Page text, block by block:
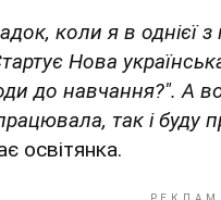
коли я в однієї
Нова
до навчання?". А
так і буду
освітянка.